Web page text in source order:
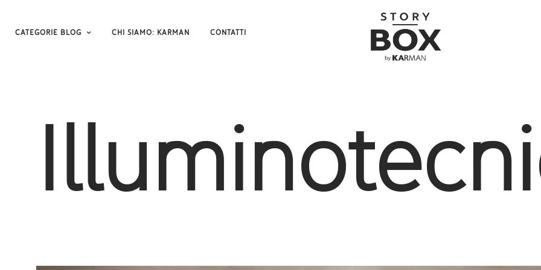
CATEGORIE BLOG CHI SIAMO: KARMAN CONTATTI